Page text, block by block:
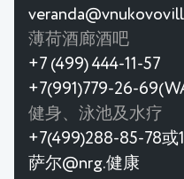
薄荷酒廊酒吧
+7 (499) 444-11-57
+7(991)779-26-
健身、泳池及水疗
+7(499)288-85-78或
萨尔@nrg.健康